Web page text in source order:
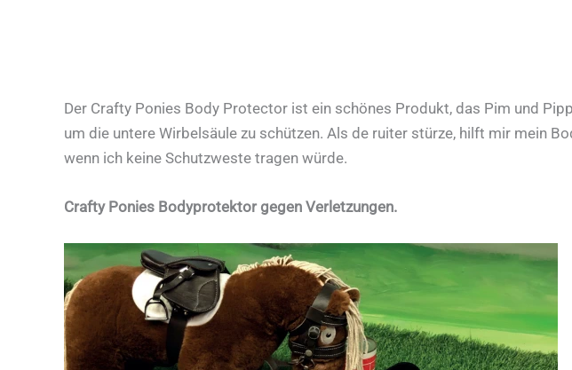
Der Crafty Ponies Body Protector ist ein schönes Produkt, das Pim und
um die untere Wirbelsäule zu schützen. Als de ruiter stürze, hilft mir mein
wenn ich keine Schutzweste tragen würde.
Crafty Ponies Bodyprotektor gegen Verletzungen.